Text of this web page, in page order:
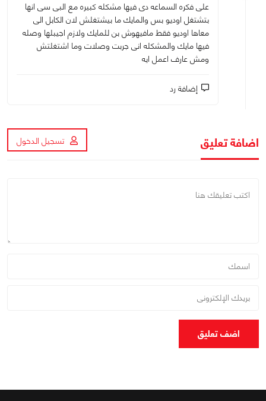
على فكره السماعه دى فيها مشكله كبيره مع البى سى
انها بتشتغل اوديو بس والمايك ما بيشتغلش لان الكابل
الى معاها اوديو فقط مافيهوش بن للمايك ولازم اجيبلها
وصله فيها مايك والمشكله انى جربت وصلات وما
اشتغلتش ومش عارف اعمل ايه
إضافة رد
اضافة تعليق تسجيل الدخول
اضف تعليق